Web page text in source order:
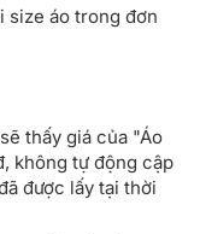
size áo trong đơn
thấy giá của "Áo
không tự động cập
được lấy tại thời